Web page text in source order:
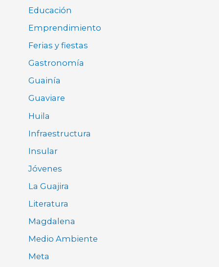
Educación
Emprendimiento
Ferias y fiestas
Gastronomía
Guainía
Guaviare
Huila
Infraestructura
Insular
Jóvenes
La Guajira
Literatura
Magdalena
Medio Ambiente
Meta